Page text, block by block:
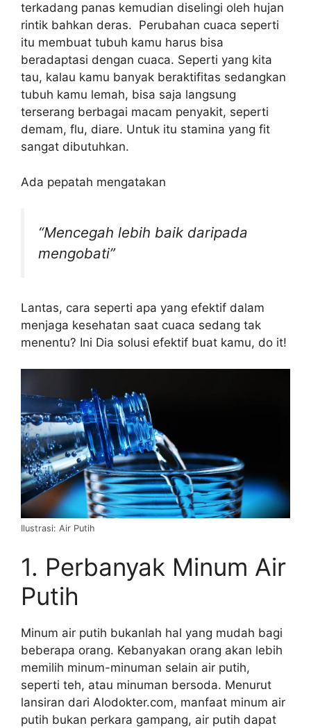
terkadang panas kemudian diselingi oleh hujan
rintik bahkan deras. Perubahan cuaca seperti
itu membuat tubuh kamu harus bisa
beradaptasi dengan cuaca. Seperti yang kita
tau, kalau kamu banyak beraktifitas sedangkan
tubuh kamu lemah, bisa saja langsung
terserang berbagai macam penyakit, seperti
demam, flu, diare. Untuk itu stamina yang fit
sangat dibutuhkan.
Ada pepatah mengatakan
“Mencegah lebih baik daripada
mengobati”
Lantas, cara seperti apa yang efektif dalam
menjaga kesehatan saat cuaca sedang tak
menentu? Ini Dia solusi efektif buat kamu, do it!
Ilustrasi: Air Putih
1. Perbanyak Minum Air
Putih
Minum air putih bukanlah hal yang mudah bagi
beberapa orang. Kebanyakan orang akan lebih
memilih minum-minuman selain air putih,
seperti teh, atau minuman bersoda. Menurut
lansiran dari Alodokter.com, manfaat minum air
putih bukan perkara gampang, air putih dapat